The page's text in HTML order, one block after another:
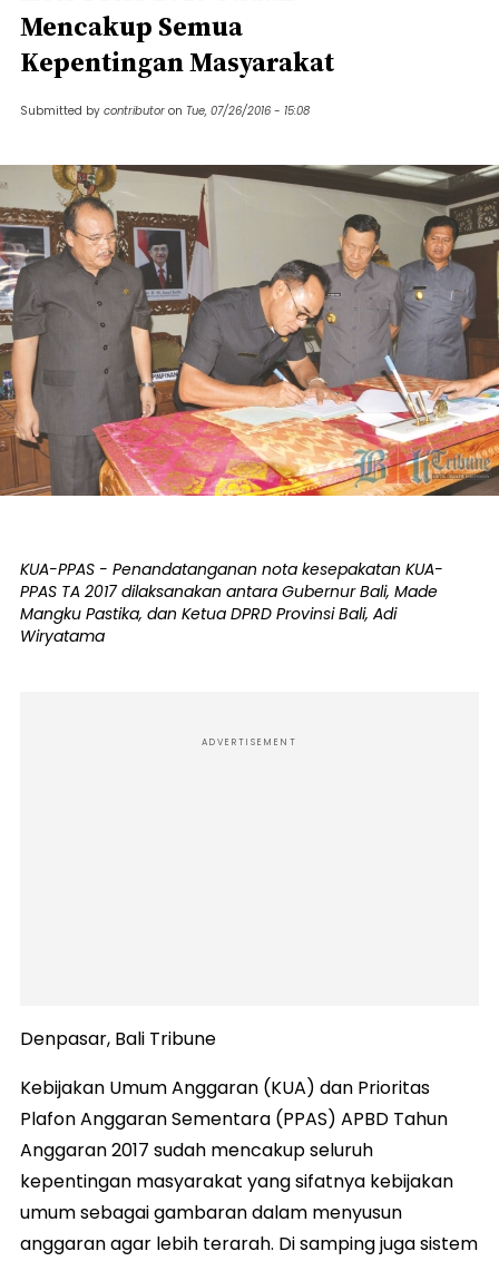
Mencakup Semua
Kepentingan Masyarakat
Submitted by contributor on Tue, 07/26/2016 - 15:08
KUA-PPAS - Penandatanganan nota kesepakatan KUA-
PPAS TA 2017 dilaksanakan antara Gubernur Bali, Made
Mangku Pastika, dan Ketua DPRD Provinsi Bali, Adi
Wiryatama
ADVERTISEMENT
Denpasar, Bali Tribune
Kebijakan Umum Anggaran (KUA) dan Prioritas
Plafon Anggaran Sementara (PPAS) APBD Tahun
Anggaran 2017 sudah mencakup seluruh
kepentingan masyarakat yang sifatnya kebijakan
umum sebagai gambaran dalam menyusun
anggaran agar lebih terarah. Di samping juga sistem